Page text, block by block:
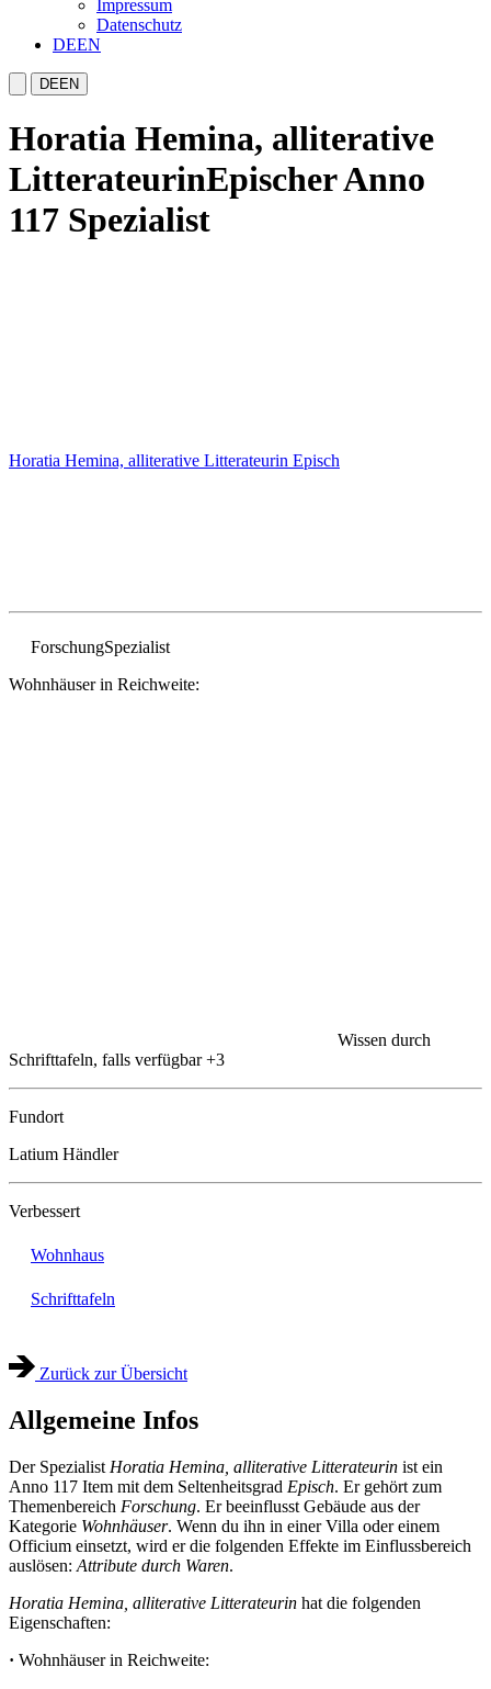
Impressum
Datenschutz
DEEN
DEEN
Horatia Hemina, alliterative
LitterateurinEpischer Anno
117 Spezialist
Horatia Hemina, alliterative Litterateurin Episch
ForschungSpezialist
Wohnhäuser in Reichweite:
Wissen durch
Schrifttafeln, falls verfügbar +3
Fundort
Latium Händler
Verbessert
Wohnhaus
Schrifttafeln
Zurück zur Übersicht
Allgemeine Infos
Der Spezialist Horatia Hemina, alliterative Litterateurin ist ein
Anno 117 Item mit dem Seltenheitsgrad Episch. Er gehört zum
Themenbereich Forschung. Er beeinflusst Gebäude aus der
Kategorie Wohnhäuser. Wenn du ihn in einer Villa oder einem
Officium einsetzt, wird er die folgenden Effekte im Einflussbereich
auslösen: Attribute durch Waren.
Horatia Hemina, alliterative Litterateurin hat die folgenden
Eigenschaften:
· Wohnhäuser in Reichweite: